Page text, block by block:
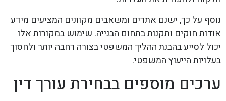
נוסף על כך, ישנם אתרים ומשאבים מקוונים המציעים מידע
אודות חוקים ותקנות בתחום הבנייה. שימוש במקורות אלו
יכול לסייע בהבנת ההליך המשפטי בצורה רחבה יותר ולחסוך
בעלויות הייעוץ המשפטי.
ערכים מוספים בבחירת עורך דין